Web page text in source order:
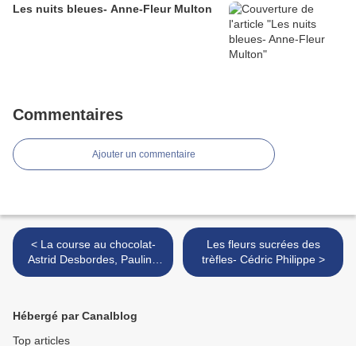
Les nuits bleues- Anne-Fleur Multon
Commentaires
Ajouter un commentaire
< La course au chocolat-
Astrid Desbordes, Pauline
Martin
Les fleurs sucrées des
trèfles- Cédric Philippe >
Hébergé par Canalblog
Top articles